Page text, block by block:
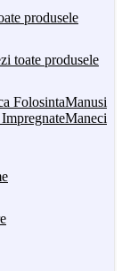
produsele
toate produsele
FolosintaManusi
Maneci